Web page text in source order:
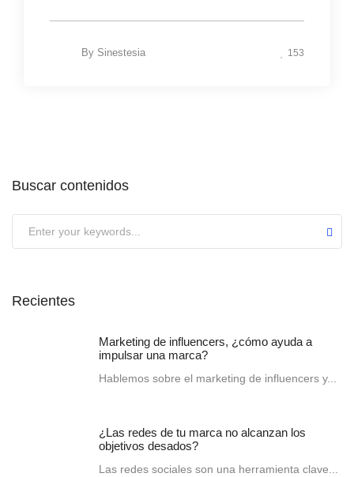
By Sinestesia 153
Buscar contenidos
Recientes
Marketing de influencers, ¿cómo ayuda a
impulsar una marca?
Hablemos sobre el marketing de influencers y...
¿Las redes de tu marca no alcanzan los
objetivos desados?
Las redes sociales son una herramienta clave...